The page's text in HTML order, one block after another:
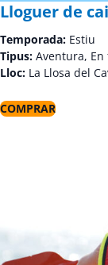
Lloguer de
Temporada: Estiu
Tipus: Aventura,
Lloc: La Llosa del
COMPRAR